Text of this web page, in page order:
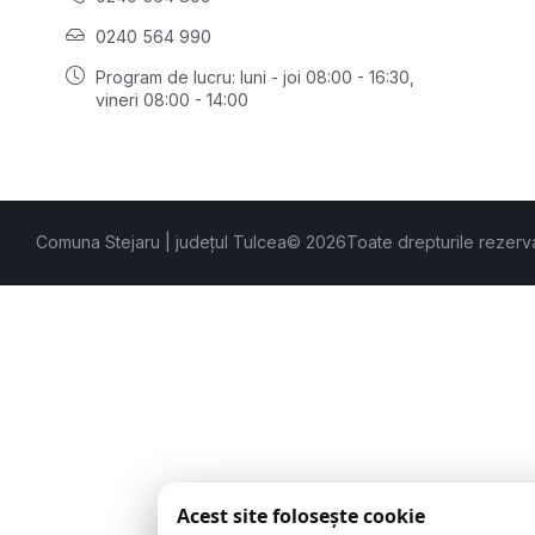
0240 564 990
Program de lucru: luni - joi 08:00 - 16:30,
vineri 08:00 - 14:00
Comuna Stejaru | județul Tulcea© 2026Toate drepturile
Acest site folosește cookie